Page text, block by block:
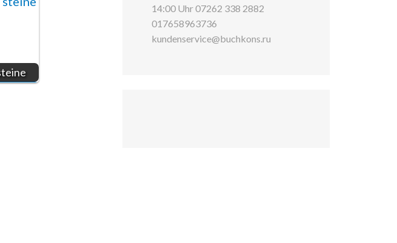
14:00 Uhr 07262 338 2882
017658963736
kundenservice@buchkons.ru